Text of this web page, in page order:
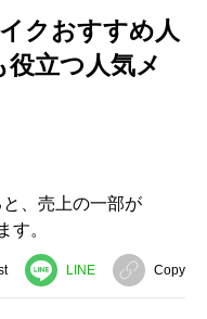
クおすすめ人
立つ人気メ
、売上の一部が
す。
LINE Copy